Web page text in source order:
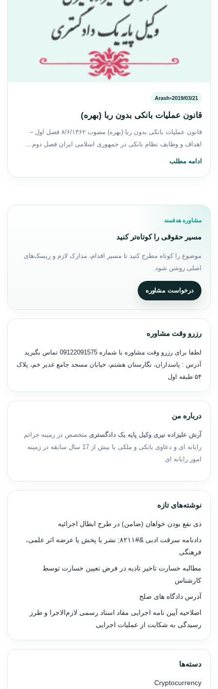
2019/03/21
•
Arash
قانون عملیات بانکی بدون ربا (بهره)
قانون عملیات بانکی بدون ربا (بهره) مصوب ۸/۶/۱۳۶۲ ‌فصل اول –
‌اهداف و وظایف نظام بانکی در جمهوری اسلامی ایران ‌فصل دوم…
ادامه مطلب
مشاوره هدفمند
مسیر حقوقی را کوتاه‌تر کنید
موضوع را کوتاه مطرح کنید تا مسیر اقدام، مدارک لازم و ریسک‌های
اصلی روشن شود.
درخواست مشاوره
رزرو وقت مشاوره
لطفا برای رزرو وقت مشاوره با شماره 09122091575 تماس بگیرید
آدرس : پاسداران، نگارستان هشتم، خیابان مسجد جامع غدیر خم، پلاک
۵۴ طبقه اول
درباره من
آرش علیزاده نیری وکیل پایه یک دادگستری متخصص در زمینه جرائم
رایانه ای و دعاوی بانکی و ملکی با بیش از 17 سال سابقه در زمینه
امور رایانه ای
نوشته‌های تازه
ذی نفع بودن خواهان (ضامن) در طرح ابطال اجرائیه
دادنامه سرقت ادبی &#۸۲۱۱; نشر یا پخش یا عرضه اثر علمی،
فرهنگی
مطالبه خسارت تاخیر تادیه در فرض تعیین خسارت توسط
کارشناس
آدرس دادگاه های صلح
اصلاحیه آیین نامه اجرایی مفاد اسناد رسمی لازم‌الاجرا و طرز
رسیدگی به شکایت از عملیات اجرایی
دسته‌ها
Cryptocurrency